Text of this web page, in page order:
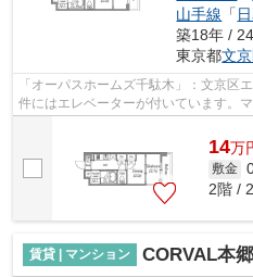
山手線 「
築18年 /
東京都文
「オーパスホームズ千駄木」：文京区
件にはエレベーターが付いています。
12階建てのマンションは、弊社イチオ...
14万
敷金
2階 /
賃貸 | マンション CORVAL本